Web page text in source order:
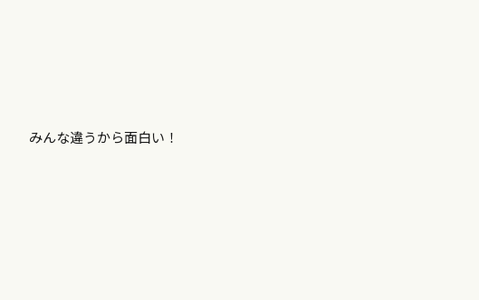
みんな違うから面白い！